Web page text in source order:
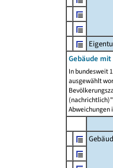
Gebäude
In bundesweit
ausgewählt
Abweichungen